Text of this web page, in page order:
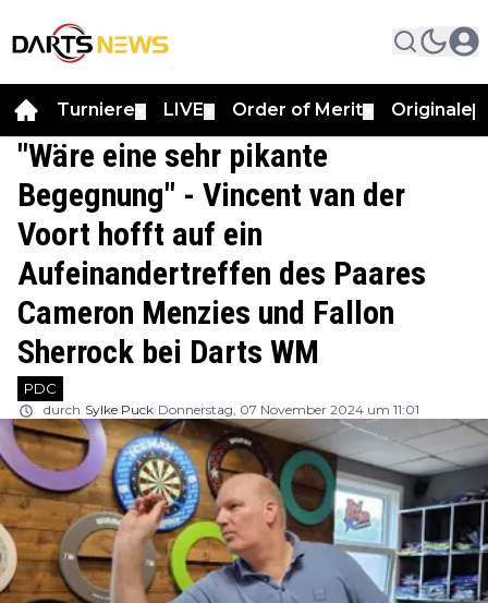
Turniere LIVE Order of Merit Originale
"Wäre eine sehr pikante
Begegnung" - Vincent van der
Voort hofft auf ein
Aufeinandertreffen des Paares
Cameron Menzies und Fallon
Sherrock bei Darts WM
PDC
durch Sylke Puck Donnerstag, 07 November 2024 um 11:01